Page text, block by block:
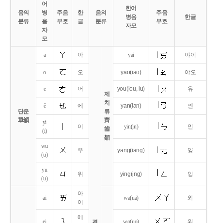
음의
분류
어
병
음
자
모
주음
부호
한
글
음의
분류
한어
병음
자모
주음
부호
한글
단운
單韻
a 아
제
치
류
齊
齒
類
yai 야이
o 오 yao(iao) 야오
e 어 you(iou,iu) 유
ê 에 yan(ian) 옌
yi
(i)
이 yin(in) 인
wu
(u)
우 yang(iang) 양
yu
(u)
위 ying(ing) 잉
ai
아
이
wa(ua) 와
ei
에
wo(uo) 워